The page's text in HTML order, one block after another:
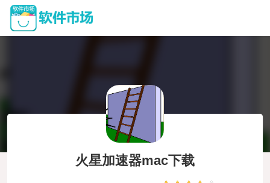
火星加速器mac下载